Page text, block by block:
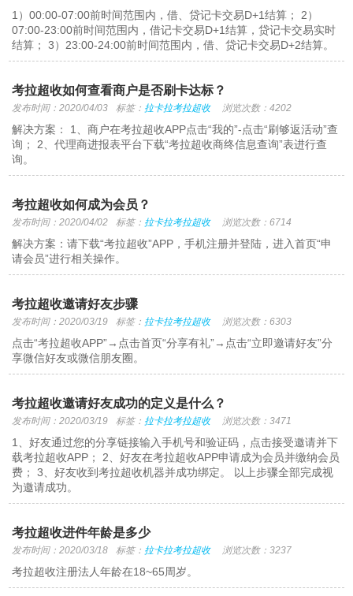
1）00:00-07:00前时间范围内，借、贷记卡交易D+1结算； 2）
07:00-23:00前时间范围内，借记卡交易D+1结算，贷记卡交易实时
结算； 3）23:00-24:00前时间范围内，借、贷记卡交易D+2结算。
考拉超收如何查看商户是否刷卡达标？
发布时间：2020/04/03 标签： 拉卡拉考拉超收 浏览次数：4202
解决方案： 1、商户在考拉超收APP点击“我的”-点击“刷够返活动”查
询； 2、代理商进报表平台下载“考拉超收商终信息查询”表进行查
询。
考拉超收如何成为会员？
发布时间：2020/04/02 标签： 拉卡拉考拉超收 浏览次数：6714
解决方案：请下载“考拉超收”APP，手机注册并登陆，进入首页“申
请会员”进行相关操作。
考拉超收邀请好友步骤
发布时间：2020/03/19 标签： 拉卡拉考拉超收 浏览次数：6303
点击“考拉超收APP”→点击首页“分享有礼”→点击“立即邀请好友”分
享微信好友或微信朋友圈。
考拉超收邀请好友成功的定义是什么？
发布时间：2020/03/19 标签： 拉卡拉考拉超收 浏览次数：3471
1、好友通过您的分享链接输入手机号和验证码，点击接受邀请并下
载考拉超收APP； 2、好友在考拉超收APP申请成为会员并缴纳会员
费； 3、好友收到考拉超收机器并成功绑定。 以上步骤全部完成视
为邀请成功。
考拉超收进件年龄是多少
发布时间：2020/03/18 标签： 拉卡拉考拉超收 浏览次数：3237
考拉超收注册法人年龄在18~65周岁。